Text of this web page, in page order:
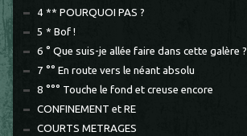
4 ** POURQUOI PAS ?
5 * Bof !
6 ° Que suis-je allée faire dans cette galère ?
7 °° En route vers le néant absolu
8 °°° Touche le fond et creuse encore
CONFINEMENT et RE
COURTS METRAGES